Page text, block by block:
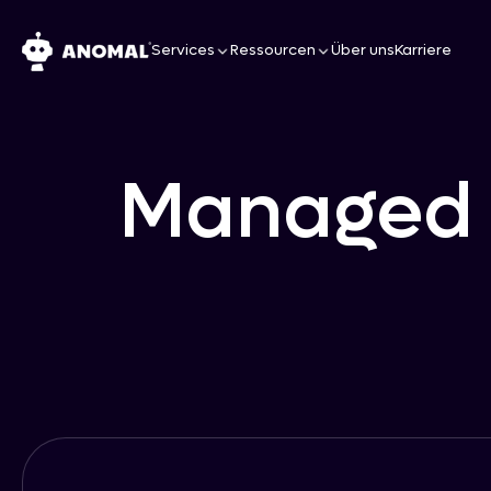
Services Ressourcen Über unsKarriere
Managed